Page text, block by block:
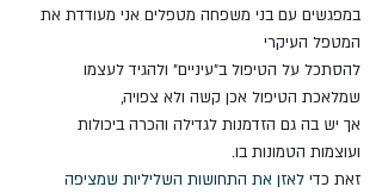
במפגשים עם בני משפחה מטפלים אני מעודדת את
המטפל העיקרי
להסתכל על הטיפול ב"עיניים" ולהגיד לעצמו
שמלאכת הטיפול אכן קשה ולא צפויה,
אך יש בה גם הזדמנות לגדילה והכרה ביכולות
ועוצמות הטמונות בו.
זאת כדי לאזן את התחושות השליליות שמציפה